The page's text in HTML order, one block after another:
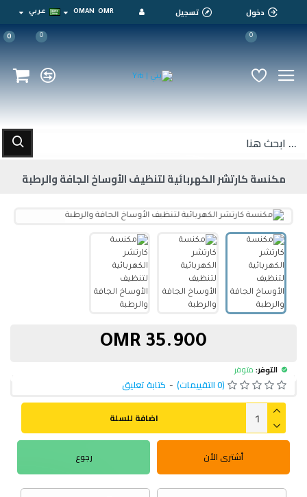
دخول تسجيل OMR
OMAN عربي
0
0
0
مكنسة كارتشر الكهربائية لتنظيف الأوساخ الجافة والرطبة
التوفر: متوفر
(0 التقييمات) - كتابة تعليق
35.900 OMR
اضافة للسلة
أشترى الأن رجوع